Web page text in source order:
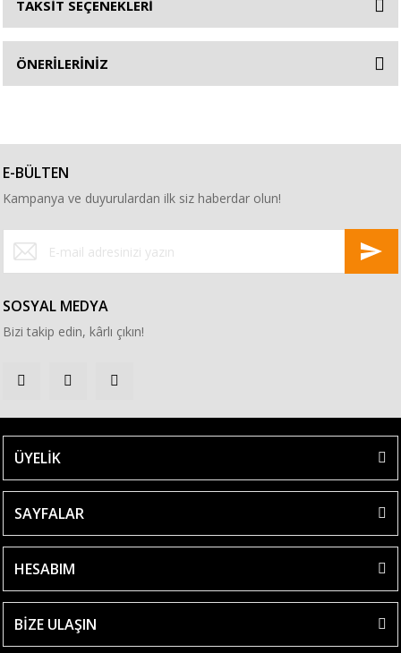
TAKSİT SEÇENEKLERİ
ÖNERİLERİNİZ
E-BÜLTEN
Kampanya ve duyurulardan ilk siz haberdar olun!
SOSYAL MEDYA
Bizi takip edin, kârlı çıkın!
ÜYELİK
SAYFALAR
HESABIM
BİZE ULAŞIN